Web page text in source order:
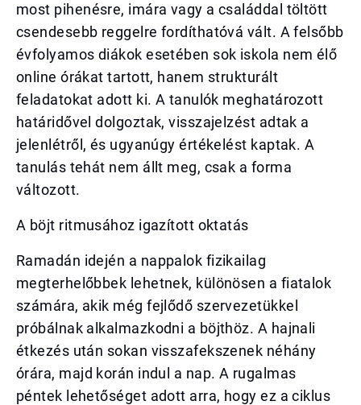
most pihenésre, imára vagy a családdal töltött
csendesebb reggelre fordíthatóvá vált. A felsőbb
évfolyamos diákok esetében sok iskola nem élő
online órákat tartott, hanem strukturált
feladatokat adott ki. A tanulók meghatározott
határidővel dolgoztak, visszajelzést adtak a
jelenlétről, és ugyanúgy értékelést kaptak. A
tanulás tehát nem állt meg, csak a forma
változott.
A böjt ritmusához igazított oktatás
Ramadán idején a nappalok fizikailag
megterhelőbbek lehetnek, különösen a fiatalok
számára, akik még fejlődő szervezetükkel
próbálnak alkalmazkodni a böjthöz. A hajnali
étkezés után sokan visszafekszenek néhány
órára, majd korán indul a nap. A rugalmas
péntek lehetőséget adott arra, hogy ez a ciklus